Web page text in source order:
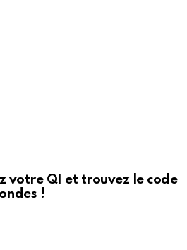
votre QI et trouvez le code
!